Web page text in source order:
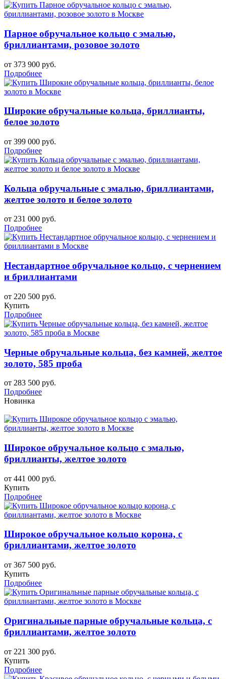
Парное обручальное кольцо с эмалью,
бриллиантами, розовое золото
от 373 900 руб.
Подробнее
Широкие обручальные кольца, бриллианты,
белое золото
от 399 000 руб.
Подробнее
Кольца обручальные с эмалью, бриллиантами,
желтое золото и белое золото
от 231 000 руб.
Подробнее
Нестандартное обручальное кольцо, с чернением
и бриллиантами
от 220 500 руб.
Купить
Подробнее
Черные обручальные кольца, без камней, желтое
золото, 585 проба
от 283 500 руб.
Подробнее
Новинка
Широкое обручальное кольцо с эмалью,
бриллианты, желтое золото
от 441 000 руб.
Купить
Подробнее
Широкое обручальное кольцо корона, с
бриллиантами, желтое золото
от 367 500 руб.
Купить
Подробнее
Оригинальные парные обручальные кольца, с
бриллиантами, желтое золото
от 221 300 руб.
Купить
Подробнее